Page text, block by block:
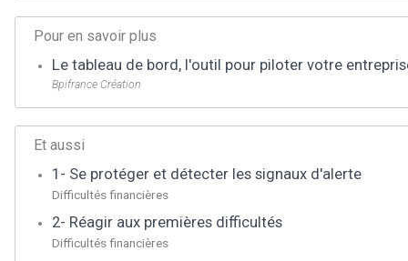
Pour en savoir plus
Le tableau de bord, l'outil pour piloter votre
Bpifrance Création
Et aussi
1- Se protéger et détecter les signaux d'alerte
Difficultés financières
2- Réagir aux premières difficultés
Difficultés financières